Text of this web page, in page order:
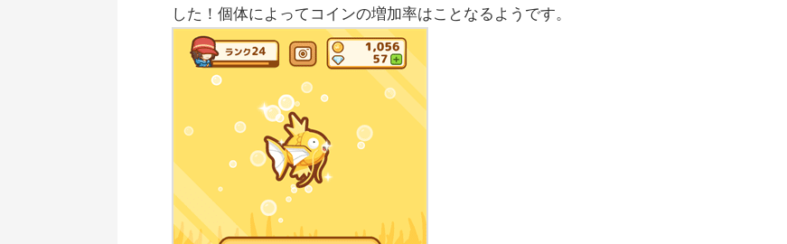
した！個体によってコインの増加率はことなるようです。